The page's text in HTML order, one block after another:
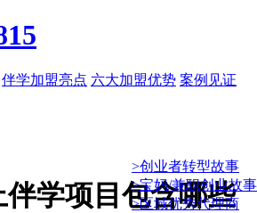
伴学加盟亮点 六大加盟优势 案例见证
>创业者转型故事
>宝妈/兼职创业故事
>区域优秀代理商
学项目包含哪些